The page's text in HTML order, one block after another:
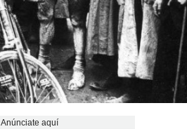
Anúnciate aquí